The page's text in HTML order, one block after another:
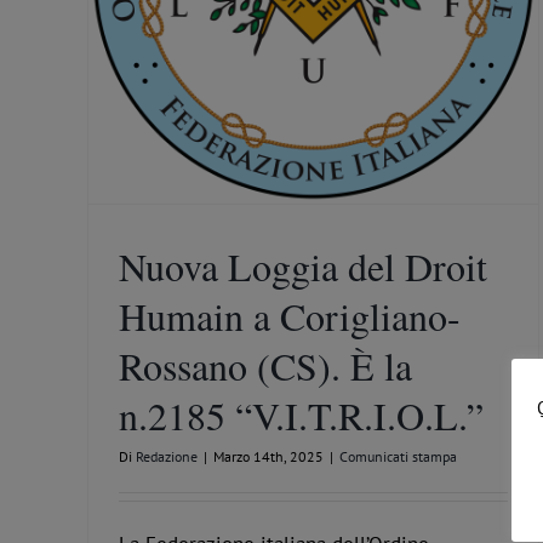
Nuova Loggia del Droit
Humain a Corigliano-
Rossano (CS). È la
n.2185 “V.I.T.R.I.O.L.”
Di Redazione | Marzo 14th, 2025 | Comunicati stampa
La R. Loggia Krathis all’Oriente di Cosenza festeggia 5
anni
Vita di Loggia - eventi e iniziative del Droit Humain nei